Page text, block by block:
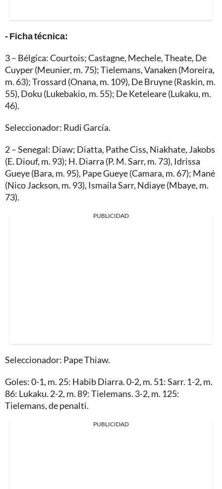
- Ficha técnica:
3 – Bélgica: Courtois; Castagne, Mechele, Theate, De
Cuyper (Meunier, m. 75); Tielemans, Vanaken (Moreira,
m. 63); Trossard (Onana, m. 109), De Bruyne (Raskin, m.
55), Doku (Lukebakio, m. 55); De Keteleare (Lukaku, m.
46).
Seleccionador: Rudi García.
2 – Senegal: Diaw; Diatta, Pathe Ciss, Niakhate, Jakobs
(E. Diouf, m. 93); H. Diarra (P. M. Sarr, m. 73), Idrissa
Gueye (Bara, m. 95), Pape Gueye (Camara, m. 67); Mané
(Nico Jackson, m. 93), Ismaila Sarr, Ndiaye (Mbaye, m.
73).
PUBLICIDAD
Seleccionador: Pape Thiaw.
Goles: 0-1, m. 25: Habib Diarra. 0-2, m. 51: Sarr. 1-2, m.
86: Lukaku. 2-2, m. 89: Tielemans. 3-2, m. 125:
Tielemans, de penalti.
PUBLICIDAD